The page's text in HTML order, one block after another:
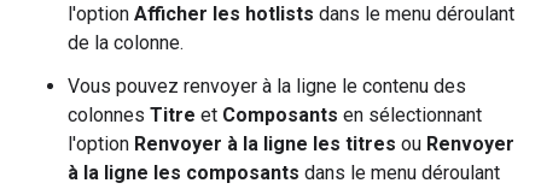
l'option Afficher les hotlists dans le menu déroulant
de la colonne.
Vous pouvez renvoyer à la ligne le contenu des
colonnes Titre et Composants en sélectionnant
l'option Renvoyer à la ligne les titres ou Renvoyer
à la ligne les composants dans le menu déroulant